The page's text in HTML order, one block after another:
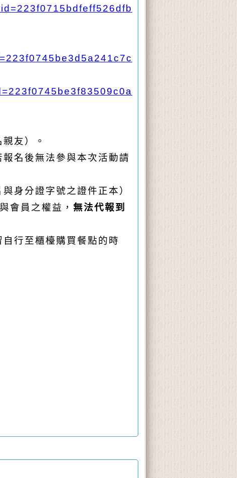
友）。
名後無法參與本次活動請
身分證字號之證件正本）
會員之權益， 無法代報到
行至櫃檯購買餐點的時